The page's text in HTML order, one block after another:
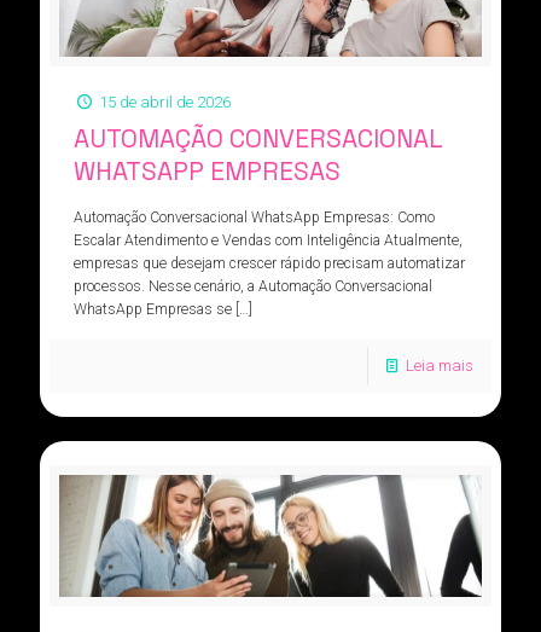
15 de abril de 2026
AUTOMAÇÃO CONVERSACIONAL
WHATSAPP EMPRESAS
Automação Conversacional WhatsApp Empresas: Como
Escalar Atendimento e Vendas com Inteligência Atualmente,
empresas que desejam crescer rápido precisam automatizar
processos. Nesse cenário, a Automação Conversacional
WhatsApp Empresas se[…]
Leia mais